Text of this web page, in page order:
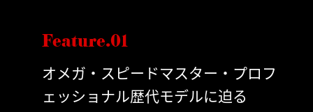
Feature.01
オメガ・スピードマスター・プロフ
ェッショナル歴代モデルに迫る